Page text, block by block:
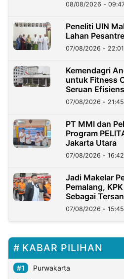
08/08/2026 -
Peneliti UIN
Lahan
07/08/2026 - 22:01
Kemendagri
untuk Fitness
Seruan
07/08/2026 - 21:45
PT MMI dan
Program
Jakarta Utara
07/08/2026 - 16:42
Jadi Makelar
Pemalang,
Sebagai
07/08/2026 - 15:45
KABAR PILIHAN
Purwakarta